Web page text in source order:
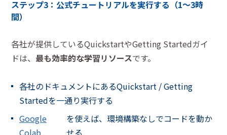
ステップ3：公式チュートリアルを実行する（1〜3時
間）
各社が提供しているQuickstartやGetting Startedガイ
ドは、 最も効率的な学習リソースです。
各社のドキュメントにあるQuickstart / Getting
Startedを一通り実行する
Google
Colab
を使えば、環境構築なしでコードを動か
せる